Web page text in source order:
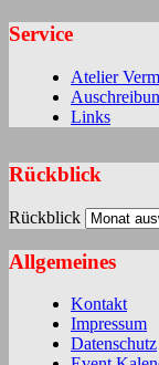
Service
Atelier
Links
Rückblick
Rückblick
Allgemeines
Kontakt
Impressum
Datenschutz